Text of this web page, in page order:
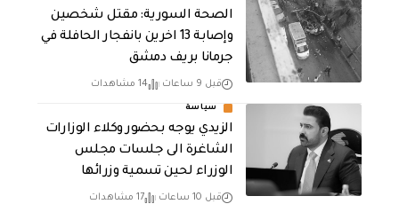
الصحة السورية: مقتل شخصين
وإصابة 13 اخرين بانفجار الحافلة في
جرمانا بريف دمشق
قبل 9 ساعات 14 مشاهدات
سياسة
الزيدي يوجه بحضور وكلاء الوزارات
الشاغرة الى جلسات مجلس
الوزراء لحين تسمية وزرائها
قبل 10 ساعات 17 مشاهدات